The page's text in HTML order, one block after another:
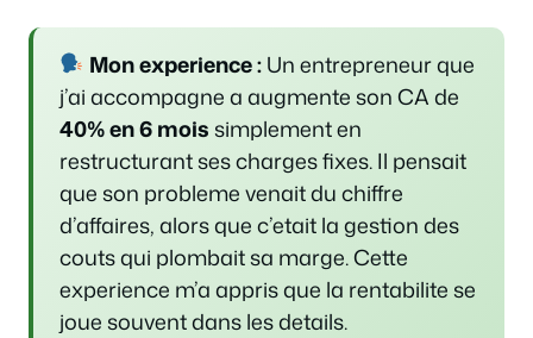
Mon experience :Un entrepreneur que
j’ai accompagne a augmente son CA de
40% en 6 moissimplement en
restructurant ses charges fixes. Il pensait
que son probleme venait du chiffre
d’affaires, alors que c’etait la gestion des
couts qui plombait sa marge. Cette
experience m’a appris que la rentabilite se
joue souvent dans les details.